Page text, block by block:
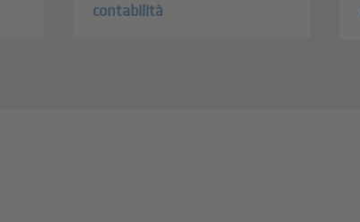
contabilità